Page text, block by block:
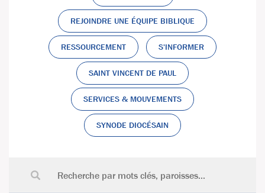
REJOINDRE UNE ÉQUIPE BIBLIQUE
RESSOURCEMENT S'INFORMER
SAINT VINCENT DE PAUL
SERVICES & MOUVEMENTS
SYNODE DIOCÉSAIN